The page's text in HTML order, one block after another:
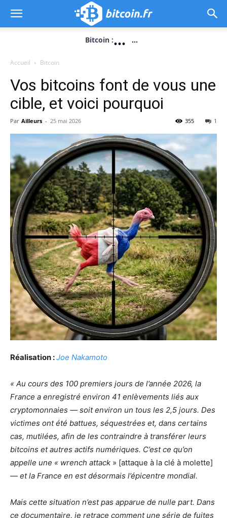
Bitcoin :... ...
Accueil Bitcoin
Vos bitcoins font de vous une
cible, et voici pourquoi
Par Ailleurs - 25 mai 2026 1
355
Réalisation :Joe Nakamoto
« Au cours des 100 premiers jours de l’année 2026, la
France a enregistré environ 41 enlèvements liés aux
cryptomonnaies — soit environ un tous les 2,5 jours. Des
victimes ont été battues, séquestrées et, dans certains
cas, mutilées, afin de les contraindre à transférer leurs
bitcoins et autres actifs numériques. C’est ce qu’on
appelle une « wrench attack » [attaque à la clé à molette]
— et la France en est désormais l’épicentre mondial.
Mais cette situation n’est pas apparue de nulle part. Dans
ce documentaire, je retrace comment une série de fuites